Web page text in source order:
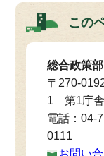
この
総合政策
〒270-
1 第1庁
電話：04-
0111
お問い